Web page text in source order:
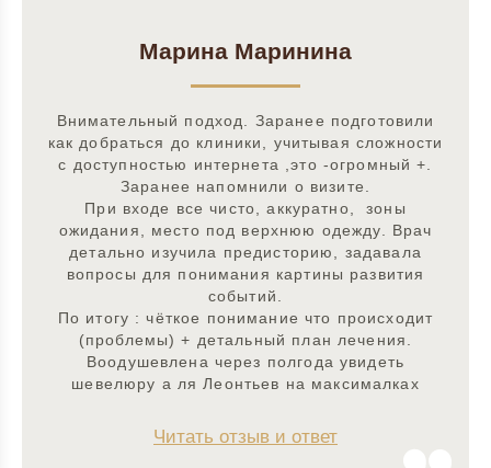
Марина Маринина
Внимательный подход. Заранее подготовили
как добраться до клиники, учитывая сложности
с доступностью интернета ,это -огромный +.
Заранее напомнили о визите.
При входе все чисто, аккуратно, зоны
ожидания, место под верхнюю одежду. Врач
детально изучила предисторию, задавала
вопросы для понимания картины развития
событий.
По итогу : чёткое понимание что происходит
(проблемы) + детальный план лечения.
Воодушевлена через полгода увидеть
шевелюру а ля Леонтьев на максималках
Читать отзыв и ответ